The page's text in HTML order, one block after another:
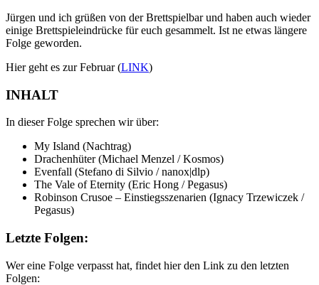
Jürgen und ich grüßen von der Brettspielbar und haben auch wieder
einige Brettspieleindrücke für euch gesammelt. Ist ne etwas längere
Folge geworden.
Hier geht es zur Februar (LINK)
INHALT
In dieser Folge sprechen wir über:
My Island (Nachtrag)
Drachenhüter (Michael Menzel / Kosmos)
Evenfall (Stefano di Silvio / nanox|dlp)
The Vale of Eternity (Eric Hong / Pegasus)
Robinson Crusoe – Einstiegsszenarien (Ignacy Trzewiczek /
Pegasus)
Letzte Folgen:
Wer eine Folge verpasst hat, findet hier den Link zu den letzten
Folgen: